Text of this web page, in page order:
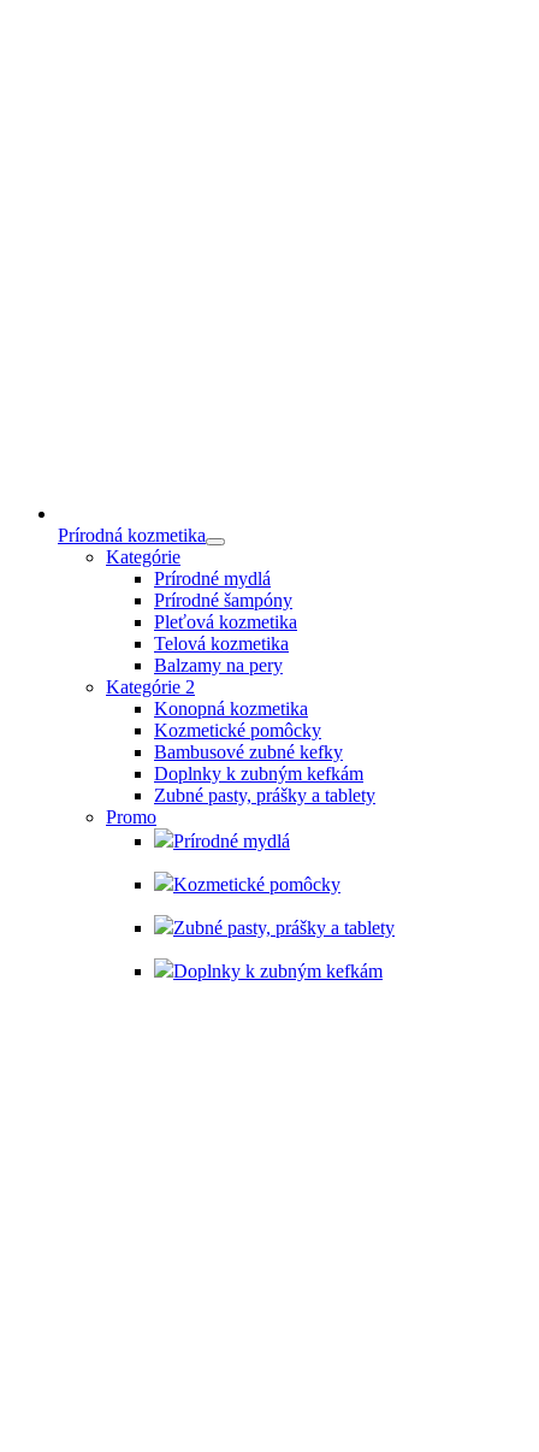
Prírodná kozmetika
Kategórie
Prírodné mydlá
Prírodné šampóny
Pleťová kozmetika
Telová kozmetika
Balzamy na pery
Kategórie 2
Konopná kozmetika
Kozmetické pomôcky
Bambusové zubné kefky
Doplnky k zubným kefkám
Zubné pasty, prášky a tablety
Promo
Prírodné mydlá
Kozmetické pomôcky
Zubné pasty, prášky a tablety
Doplnky k zubným kefkám